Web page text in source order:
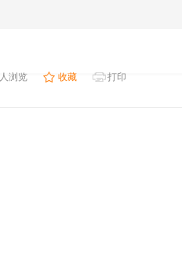
人浏览 收藏 打印